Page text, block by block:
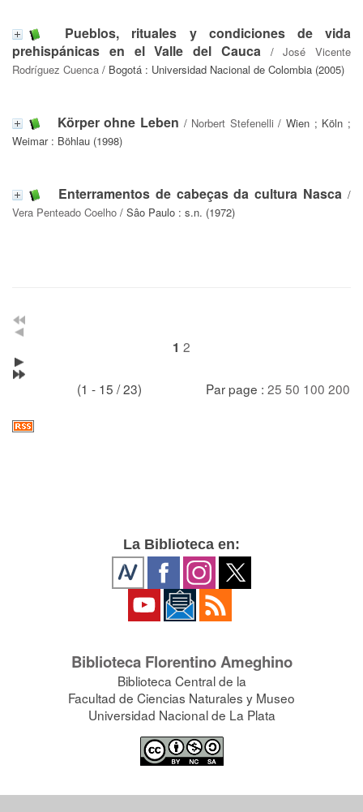
Pueblos, rituales y condiciones de vida
prehispánicas en el Valle del Cauca/José Vicente
Rodríguez Cuenca / Bogotá : Universidad Nacional de Colombia (2005)
Körper ohne Leben / Norbert Stefenelli / Wien ; Köln ;
Weimar : Böhlau (1998)
Enterramentos de cabeças da cultura Nasca /
Vera Penteado Coelho / Sâo Paulo : s.n. (1972)
1 2
(1 - 15 / 23) Par page : 25 50 100 200
La Biblioteca en:
Biblioteca Florentino Ameghino
Biblioteca Central de la
Facultad de Ciencias Naturales y Museo
Universidad Nacional de La Plata